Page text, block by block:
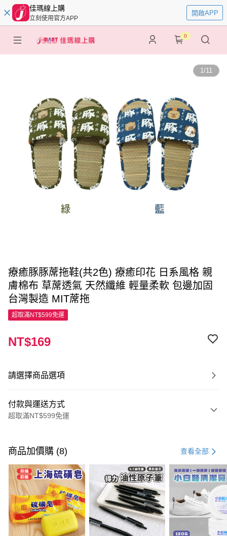
佳瑪線上購
立刻使用官方APP
開啟APP
0
1/11
療癒豚豚蓆拖鞋(共2色) 療癒印花 日系風格 親
膚棉布 草蓆透氣 天然纖維 輕量柔軟 包邊加固
台灣製造 MIT蓆拖
超取滿NT$599免運
NT$169
請選擇商品選項
付款與運送方式
超取滿NT$599免運
信用卡一次付款
超商取貨付款
LINE Pay
Apple Pay
街口支付
商品加價購 (8) 查看全部